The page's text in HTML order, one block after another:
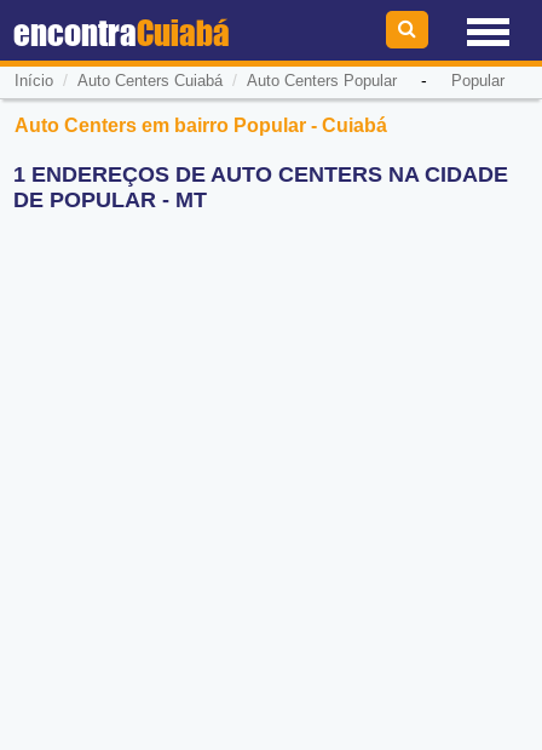
encontraCuiabá
Início / Auto Centers Cuiabá/ Auto Centers Popular- Popular
Auto Centers em bairro Popular - Cuiabá
1 ENDEREÇOS DE AUTO CENTERS NA CIDADE
DE POPULAR - MT